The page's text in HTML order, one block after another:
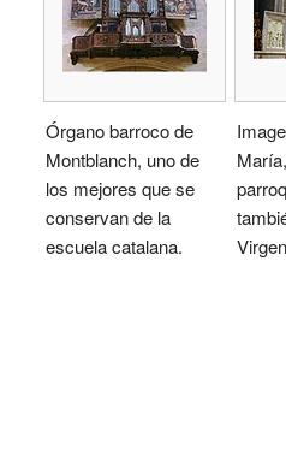
Órgano barroco de
Montblanch, uno de
los mejores que se
conservan de la
escuela catalana.